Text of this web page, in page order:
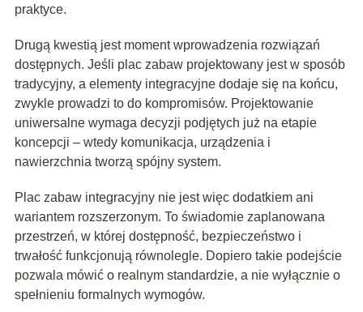
praktyce.
Drugą kwestią jest moment wprowadzenia rozwiązań
dostępnych. Jeśli plac zabaw projektowany jest w sposób
tradycyjny, a elementy integracyjne dodaje się na końcu,
zwykle prowadzi to do kompromisów. Projektowanie
uniwersalne wymaga decyzji podjętych już na etapie
koncepcji – wtedy komunikacja, urządzenia i
nawierzchnia tworzą spójny system.
Plac zabaw integracyjny nie jest więc dodatkiem ani
wariantem rozszerzonym. To świadomie zaplanowana
przestrzeń, w której dostępność, bezpieczeństwo i
trwałość funkcjonują równolegle. Dopiero takie podejście
pozwala mówić o realnym standardzie, a nie wyłącznie o
spełnieniu formalnych wymogów.